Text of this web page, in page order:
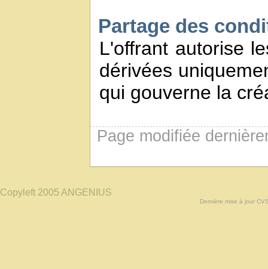
Partage des
L'offrant autorise
dérivées
qui gouverne la
Page modifiée
Copyleft 2005 ANGENIUS
Dernière mise à jour